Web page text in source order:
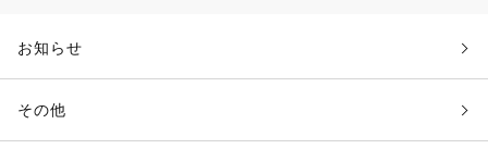
お知らせ
その他